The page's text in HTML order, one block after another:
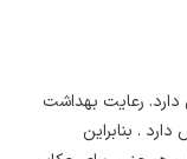
دارد. رعایت بهداشت
. بنابراین